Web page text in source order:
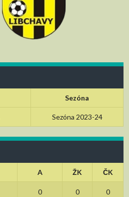
Sezóna
Sezóna 2023-24
A ŽK ČK
0 0 0